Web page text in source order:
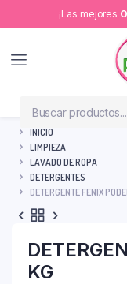
¡Las mejores
INICIO
LIMPIEZA
LAVADO DE ROPA
DETERGENTES
DETERGENTE FENIX
KG